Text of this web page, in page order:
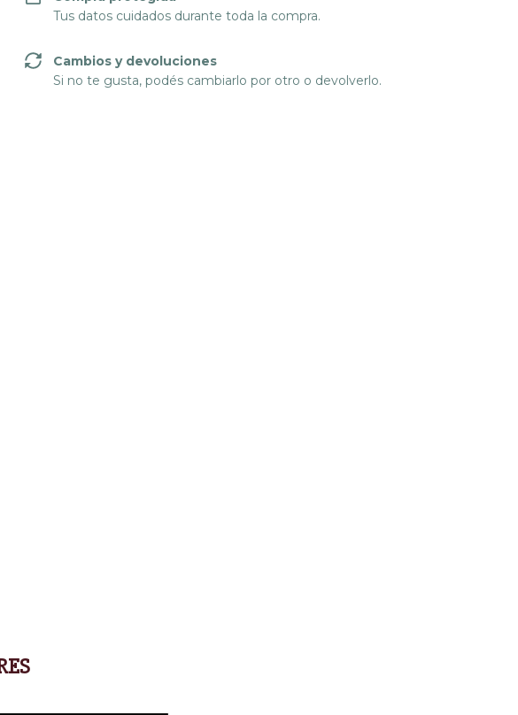
Tus datos cuidados durante toda la compra.
Cambios y devoluciones
Si no te gusta, podés cambiarlo por otro o devolverlo.